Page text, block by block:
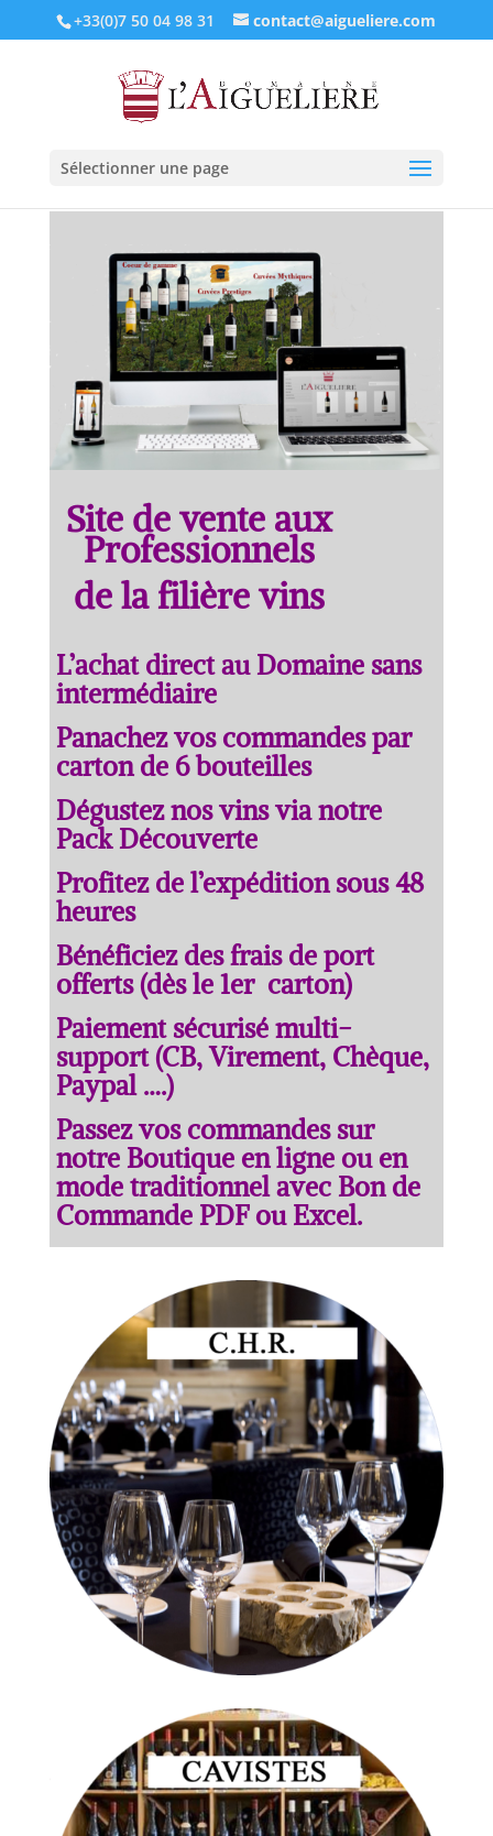
+33(0)7 50 04 98 31 contact@aigueliere.com
Sélectionner une page
Site de vente aux
Professionnels
de la filière vins
L’achat direct au Domaine sans
intermédiaire
Panachez vos commandes par
carton de 6 bouteilles
Dégustez nos vins via notre
Pack Découverte
Profitez de l’expédition sous 48
heures
Bénéficiez des frais de port
offerts (dès le 1er carton)
Paiement sécurisé multi-
support (CB, Virement, Chèque,
Paypal ….)
Passez vos commandes sur
notre Boutique en ligne ou en
mode traditionnel avec Bon de
Commande PDF ou Excel.